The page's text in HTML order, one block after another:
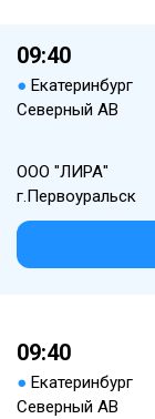
09:40
● Екатеринбург
Северный АВ
ООО "ЛИРА"
г.Первоуральск
09:40
● Екатеринбург
Северный АВ